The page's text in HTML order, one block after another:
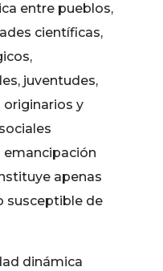
entre pueblos,
científicas,
juventudes,
originarios y
apenas
susceptible de
dinámica